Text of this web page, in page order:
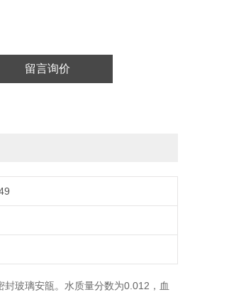
留言询价
玻璃安瓿。水质量分数为0.012，血